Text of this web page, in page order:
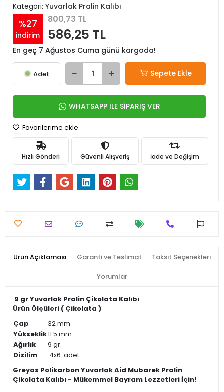
Kategori: Yuvarlak Pralin Kalıbı
%27
indirim
800,73 TL
586,25 TL
En geç 7 Ağustos Cuma günü kargoda!
Adet Sepete Ekle
WHATSAPP İLE SİPARİŞ VER
Favorilerime ekle
Hızlı Gönderi Güvenli Alışveriş İade ve Değişim
Ürün Açıklaması Garanti ve Teslimat Taksit Seçenekleri
Yorumlar
9 gr Yuvarlak Pralin Çikolata Kalıbı
Ürün Ölçüleri ( Çikolata )
Çap
32 mm
Yükseklik11.5 mm
Ağırlık
9 gr.
Dizilim
4x6 adet
Greyas Polikarbon Yuvarlak Aid Mubarek Pralin
Çikolata Kalıbı - Mükemmel Bayram Lezzetleri İçin!